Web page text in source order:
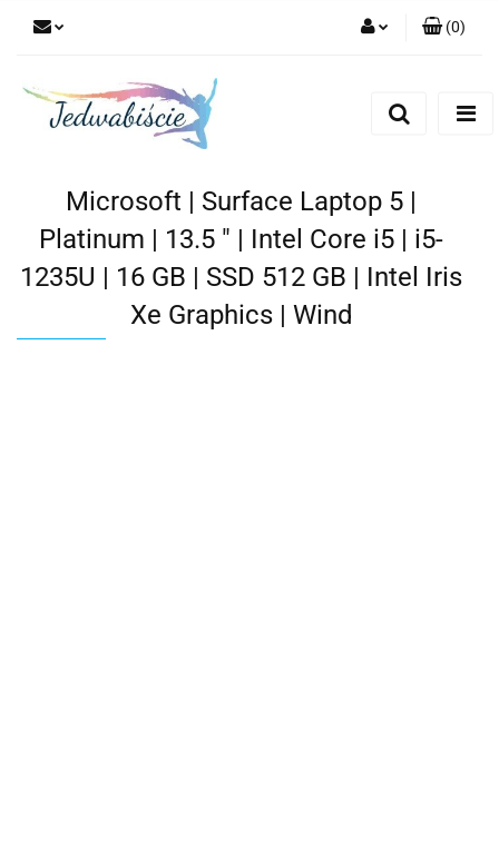
(0)
Microsoft | Surface Laptop 5 |
Platinum | 13.5 " | Intel Core i5 | i5-
1235U | 16 GB | SSD 512 GB | Intel Iris
Xe Graphics | Wind